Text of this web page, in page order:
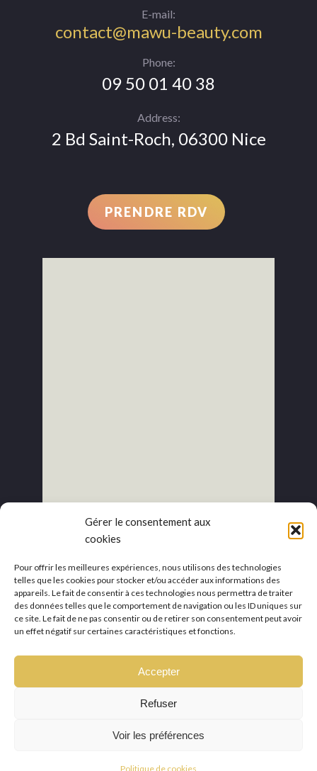
Gérer le consentement aux
cookies
Pour offrir les meilleures expériences, nous utilisons des technologies
telles que les cookies pour stocker et/ou accéder aux informations des
appareils. Le fait de consentir à ces technologies nous permettra de traiter
des données telles que le comportement de navigation ou les ID uniques sur
ce site. Le fait de ne pas consentir ou de retirer son consentement peut avoir
un effet négatif sur certaines caractéristiques et fonctions.
Accepter
Refuser
Voir les préférences
Politique de cookies
E-mail:
contact@mawu-beauty.com
Phone:
09 50 01 40 38
Address:
2 Bd Saint-Roch, 06300 Nice
PRENDRE RDV
Copyright © Mawu-beauty.com